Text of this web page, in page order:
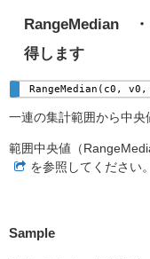
RangeMedian
得します
RangeMedian(c0,
一連の集計範囲から中央
範囲中央値（
を参照してください。
Sample